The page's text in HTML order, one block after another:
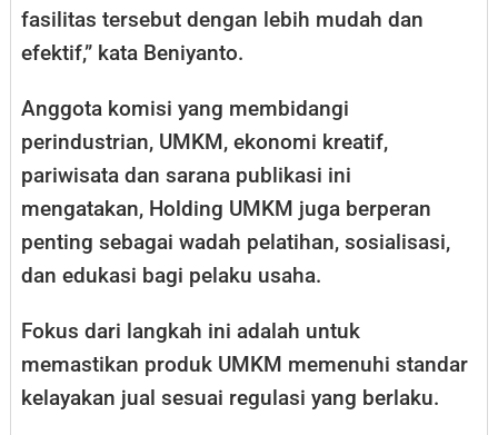
fasilitas tersebut dengan lebih mudah dan
efektif,” kata Beniyanto.
Anggota komisi yang membidangi
perindustrian, UMKM, ekonomi kreatif,
pariwisata dan sarana publikasi ini
mengatakan, Holding UMKM juga berperan
penting sebagai wadah pelatihan, sosialisasi,
dan edukasi bagi pelaku usaha.
Fokus dari langkah ini adalah untuk
memastikan produk UMKM memenuhi standar
kelayakan jual sesuai regulasi yang berlaku.